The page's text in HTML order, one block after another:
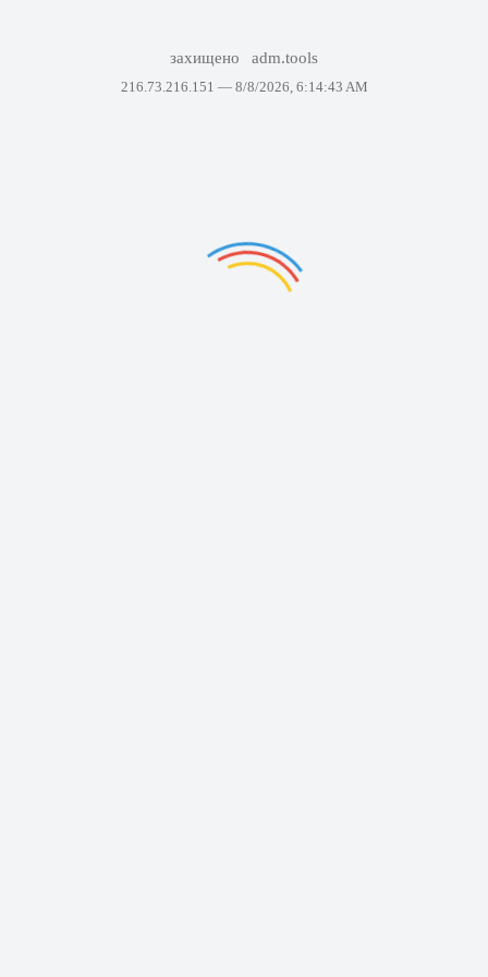
захищено adm.tools
216.73.216.151 — 8/8/2026, 6:14:43 AM